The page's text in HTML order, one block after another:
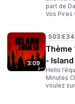
part de
Vos Pires
3:09
S03:E34
Thème
-
Hello
Minutes
voulez